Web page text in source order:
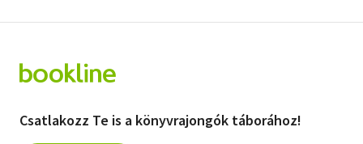
Csatlakozz Te is a könyvrajongók táborához!